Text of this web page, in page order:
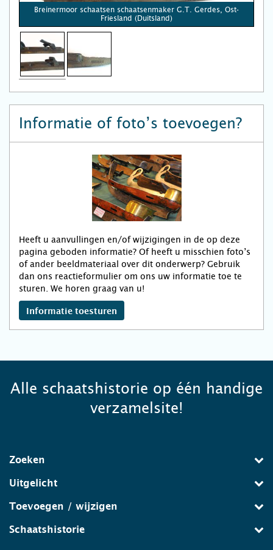
Breinermoor schaatsen schaatsenmaker G.T. Gerdes, Ost-
Friesland (Duitsland)
Informatie of foto’s toevoegen?
Heeft u aanvullingen en/of wijzigingen in de op deze
pagina geboden informatie? Of heeft u misschien foto’s
of ander beeldmateriaal over dit onderwerp? Gebruik
dan ons reactieformulier om ons uw informatie toe te
sturen. We horen graag van u!
Informatie toesturen
Alle schaatshistorie op één handige
verzamelsite!
Zoeken
Uitgelicht
Toevoegen / wijzigen
Schaatshistorie